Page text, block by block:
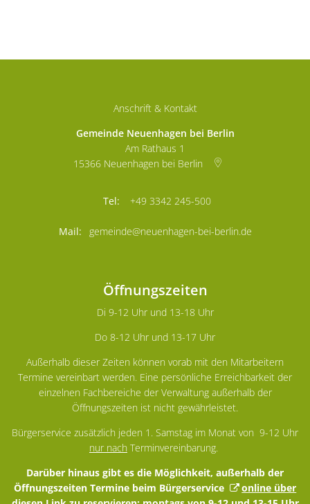
Anschrift & Kontakt
Gemeinde Neuenhagen bei Berlin
Am Rathaus 1
15366 Neuenhagen bei Berlin
+49 3342 245-500
gemeinde@neuenhagen-bei-berlin.de
Öffnungszeiten
Di 9-12 Uhr und 13-18 Uhr
Do 8-12 Uhr und 13-17 Uhr
Außerhalb dieser Zeiten können vorab mit den Mitarbeitern
Termine vereinbart werden. Eine persönliche Erreichbarkeit der
einzelnen Fachbereiche der Verwaltung außerhalb der
Öffnungszeiten ist nicht gewährleistet.
Bürgerservice zusätzlich jeden 1. Samstag im Monat von 9-12 Uhr
nur nach Terminvereinbarung.
Darüber hinaus gibt es die Möglichkeit, außerhalb der
Öffnungszeiten Termine beim Bürgerservice
online über